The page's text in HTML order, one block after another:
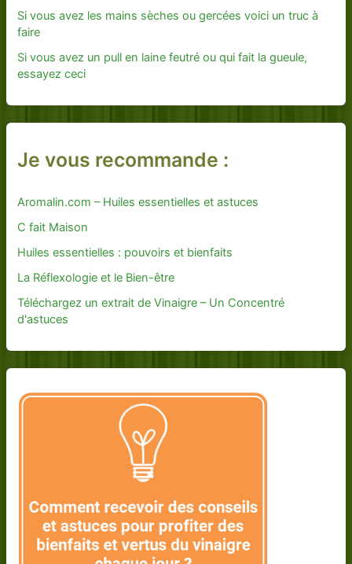
Si vous avez les mains sèches ou gercées voici un truc à
faire
Si vous avez un pull en laine feutré ou qui fait la gueule,
essayez ceci
Je vous recommande :
Aromalin.com – Huiles essentielles et astuces
C fait Maison
Huiles essentielles : pouvoirs et bienfaits
La Réflexologie et le Bien-être
Téléchargez un extrait de Vinaigre – Un Concentré
d'astuces